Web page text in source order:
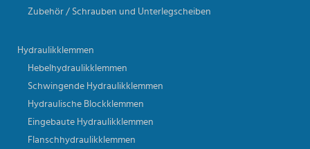
Zubehör / Schrauben und Unterlegscheiben
Hydraulikklemmen
Hebelhydraulikklemmen
Schwingende Hydraulikklemmen
Hydraulische Blockklemmen
Eingebaute Hydraulikklemmen
Flanschhydraulikklemmen